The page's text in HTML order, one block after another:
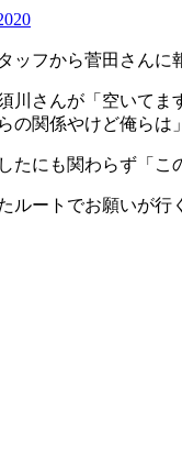
ッフから菅田さんに
川さんが「空いて
関係やけど俺らは
たにも関わらず「
ルートでお願いが